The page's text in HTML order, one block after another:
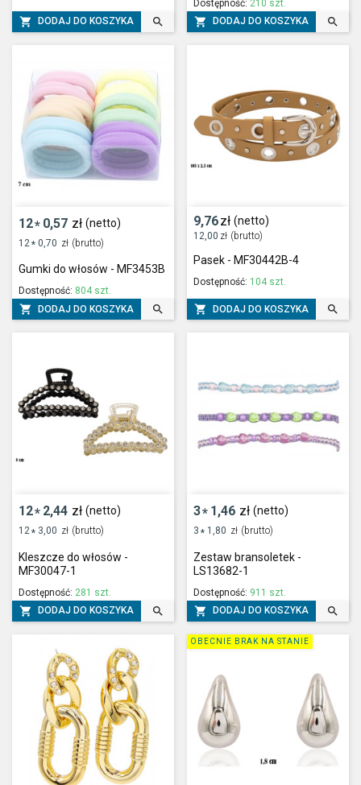
 DODAJ DO KOSZYKA 
Dostępność: 210 szt.
 DODAJ DO KOSZYKA 
12* 0,57 zł (netto)
12 * 0,70 zł (brutto)
Gumki do włosów - MF3453B
Dostępność: 804 szt.
 DODAJ DO KOSZYKA 
9,76zł (netto)
12,00 zł (brutto)
Pasek - MF30442B-4
Dostępność: 104 szt.
 DODAJ DO KOSZYKA 
12* 2,44 zł (netto)
12 * 3,00 zł (brutto)
Kleszcze do włosów -
MF30047-1
Dostępność: 281 szt.
 DODAJ DO KOSZYKA 
3* 1,46 zł (netto)
3 * 1,80 zł (brutto)
Zestaw bransoletek -
LS13682-1
Dostępność: 911 szt.
 DODAJ DO KOSZYKA 
OBECNIE BRAK NA STANIE